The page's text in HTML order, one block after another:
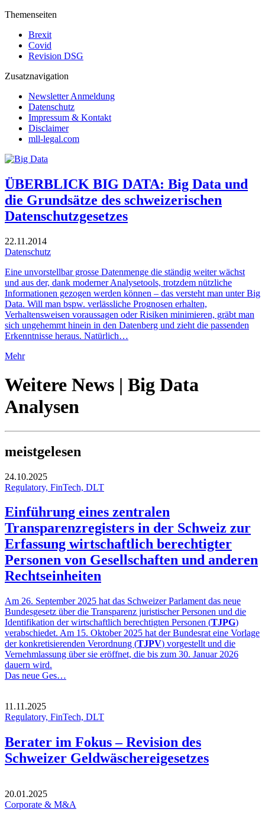
Themenseiten
Brexit
Covid
Revision DSG
Zusatznavigation
Newsletter Anmeldung
Datenschutz
Impressum & Kontakt
Disclaimer
mll-legal.com
ÜBERBLICK BIG DATA: Big Data und
die Grundsätze des schweizerischen
Datenschutzgesetzes
22.11.2014
Datenschutz
Eine unvorstellbar grosse Datenmenge die ständig weiter wächst
und aus der, dank moderner Analysetools, trotzdem nützliche
Informationen gezogen werden können – das versteht man unter Big
Data. Will man bspw. verlässliche Prognosen erhalten,
Verhaltensweisen voraussagen oder Risiken minimieren, gräbt man
sich ungehemmt hinein in den Datenberg und zieht die passenden
Erkenntnisse heraus. Natürlich…
Mehr
Weitere News | Big Data
Analysen
meistgelesen
24.10.2025
Regulatory, FinTech, DLT
Einführung eines zentralen
Transparenzregisters in der Schweiz zur
Erfassung wirtschaftlich berechtigter
Personen von Gesellschaften und anderen
Rechtseinheiten
Am 26. September 2025 hat das Schweizer Parlament das neue
Bundesgesetz über die Transparenz juristischer Personen und die
Identifikation der wirtschaftlich berechtigten Personen (TJPG)
verabschiedet. Am 15. Oktober 2025 hat der Bundesrat eine Vorlage
der konkretisierenden Verordnung (TJPV) vorgestellt und die
Vernehmlassung über sie eröffnet, die bis zum 30. Januar 2026
dauern wird.
Das neue Ges…
11.11.2025
Regulatory, FinTech, DLT
Berater im Fokus – Revision des
Schweizer Geldwäschereigesetzes
20.01.2025
Corporate & M&A